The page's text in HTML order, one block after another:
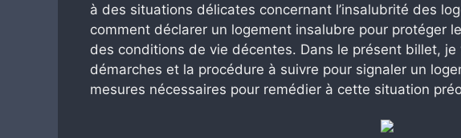
à des situations délicates concernant l’insalubrité des
comment déclarer un logement insalubre pour protéger
des conditions de vie décentes. Dans le présent billet,
démarches et la procédure à suivre pour signaler un
mesures nécessaires pour remédier à cette situation